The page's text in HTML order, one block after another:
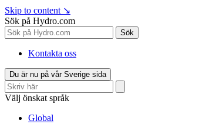
Skip to content ↘
Sök på Hydro.com
Sök
Kontakta oss
Du är nu på vår Sverige sida
Välj önskat språk
Global